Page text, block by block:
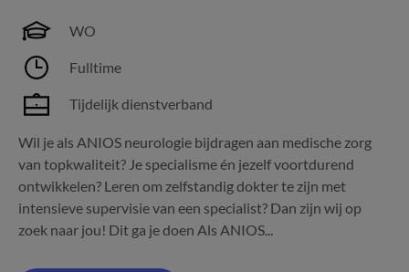
WO
Fulltime
Tijdelijk dienstverband
Wil je als ANIOS neurologie bijdragen aan medische zorg
van topkwaliteit? Je specialisme én jezelf voortdurend
ontwikkelen? Leren om zelfstandig dokter te zijn met
intensieve supervisie van een specialist? Dan zijn wij op
zoek naar jou! Dit ga je doen Als ANIOS...